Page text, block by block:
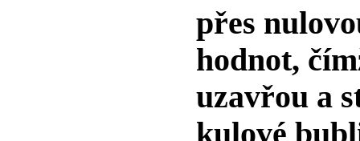
přes
hodnot,
uzavřou a